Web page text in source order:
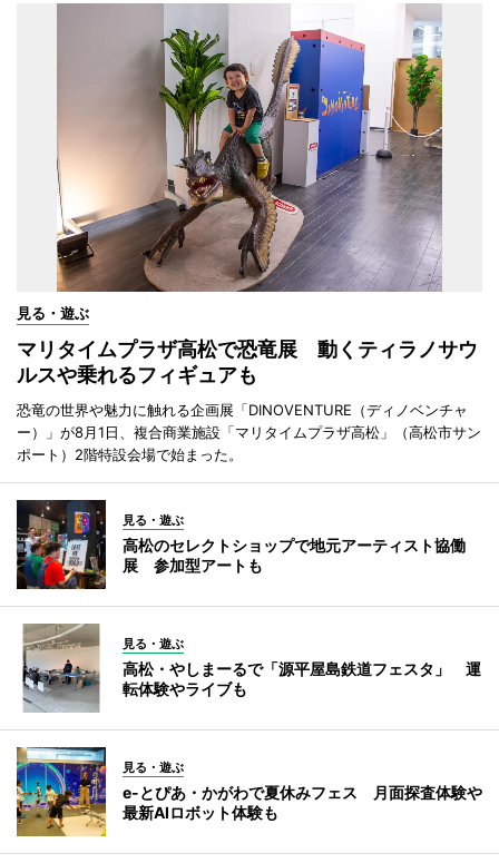
見る・遊ぶ
マリタイムプラザ高松で恐竜展 動くティラノサウ
ルスや乗れるフィギュアも
恐竜の世界や魅力に触れる企画展「DINOVENTURE（ディノベンチャ
ー）」が8月1日、複合商業施設「マリタイムプラザ高松」（高松市サン
ポート）2階特設会場で始まった。
見る・遊ぶ
高松のセレクトショップで地元アーティスト協働
展 参加型アートも
見る・遊ぶ
高松・やしまーるで「源平屋島鉄道フェスタ」 運
転体験やライブも
見る・遊ぶ
e-とぴあ・かがわで夏休みフェス 月面探査体験や
最新AIロボット体験も